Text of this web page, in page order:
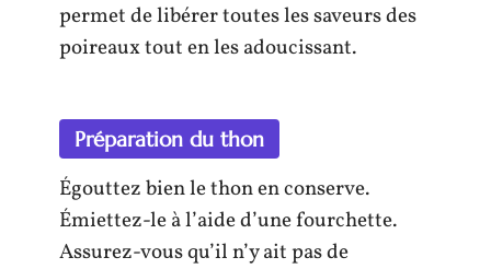
permet de libérer toutes les saveurs des
poireaux tout en les adoucissant.
Préparation du thon
Égouttez bien le thon en conserve.
Émiettez-le à l’aide d’une fourchette.
Assurez-vous qu’il n’y ait pas de